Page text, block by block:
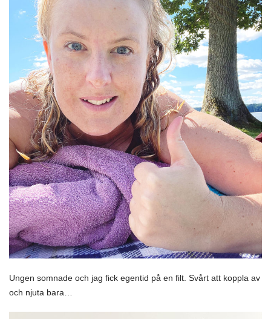
Ungen somnade och jag fick egentid på en filt. Svårt att koppla av
och njuta bara…